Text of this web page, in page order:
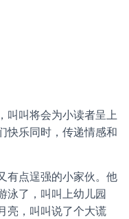
叫叫将会为小读者呈上
快乐同时，传递情感和
点逞强的小家伙。他
泳了，叫叫上幼儿园
亮，叫叫说了个大谎